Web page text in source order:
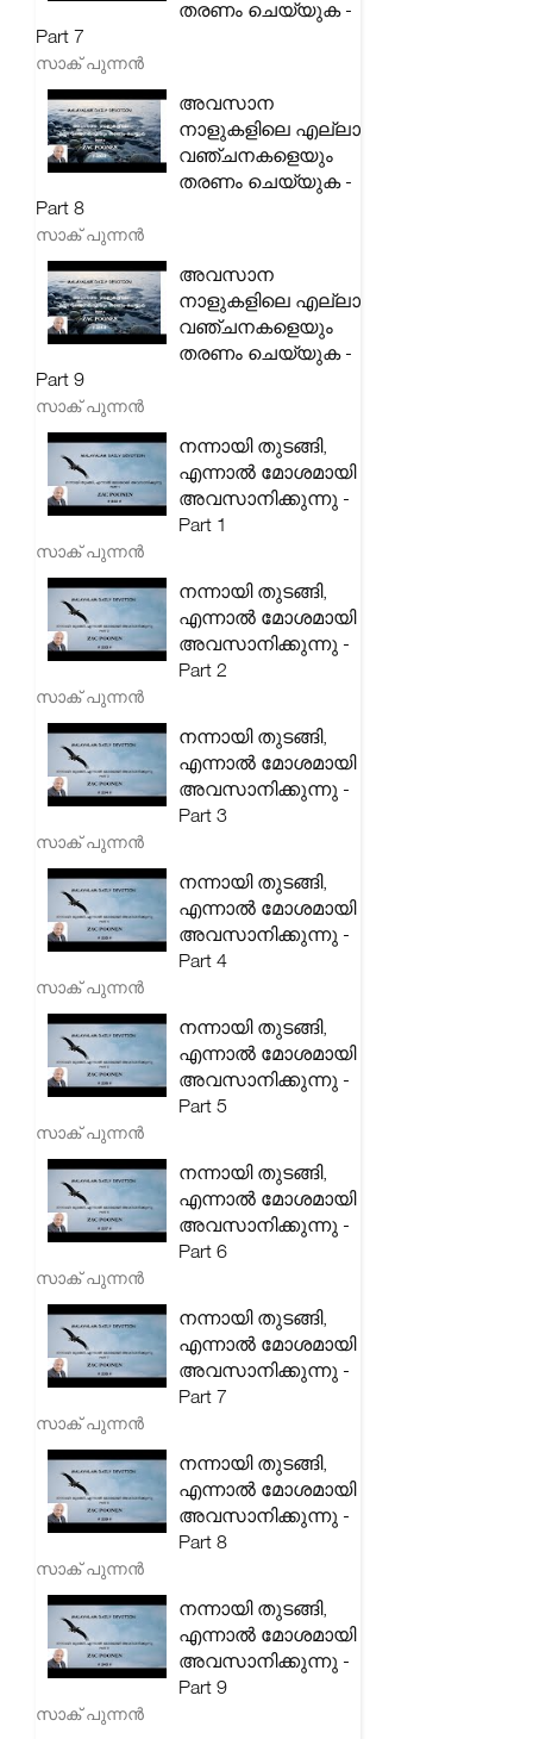
തരണം ചെയ്യുക -
Part 7
സാക് പുന്നൻ
അവസാന
നാളുകളിലെ എല്ലാ
വഞ്ചനകളെയും
തരണം ചെയ്യുക -
Part 8
സാക് പുന്നൻ
അവസാന
നാളുകളിലെ എല്ലാ
വഞ്ചനകളെയും
തരണം ചെയ്യുക -
Part 9
സാക് പുന്നൻ
നന്നായി തുടങ്ങി,
എന്നാൽ മോശമായി
അവസാനിക്കുന്നു -
Part 1
സാക് പുന്നൻ
നന്നായി തുടങ്ങി,
എന്നാൽ മോശമായി
അവസാനിക്കുന്നു -
Part 2
സാക് പുന്നൻ
നന്നായി തുടങ്ങി,
എന്നാൽ മോശമായി
അവസാനിക്കുന്നു -
Part 3
സാക് പുന്നൻ
നന്നായി തുടങ്ങി,
എന്നാൽ മോശമായി
അവസാനിക്കുന്നു -
Part 4
സാക് പുന്നൻ
നന്നായി തുടങ്ങി,
എന്നാൽ മോശമായി
അവസാനിക്കുന്നു -
Part 5
സാക് പുന്നൻ
നന്നായി തുടങ്ങി,
എന്നാൽ മോശമായി
അവസാനിക്കുന്നു -
Part 6
സാക് പുന്നൻ
നന്നായി തുടങ്ങി,
എന്നാൽ മോശമായി
അവസാനിക്കുന്നു -
Part 7
സാക് പുന്നൻ
നന്നായി തുടങ്ങി,
എന്നാൽ മോശമായി
അവസാനിക്കുന്നു -
Part 8
സാക് പുന്നൻ
നന്നായി തുടങ്ങി,
എന്നാൽ മോശമായി
അവസാനിക്കുന്നു -
Part 9
സാക് പുന്നൻ